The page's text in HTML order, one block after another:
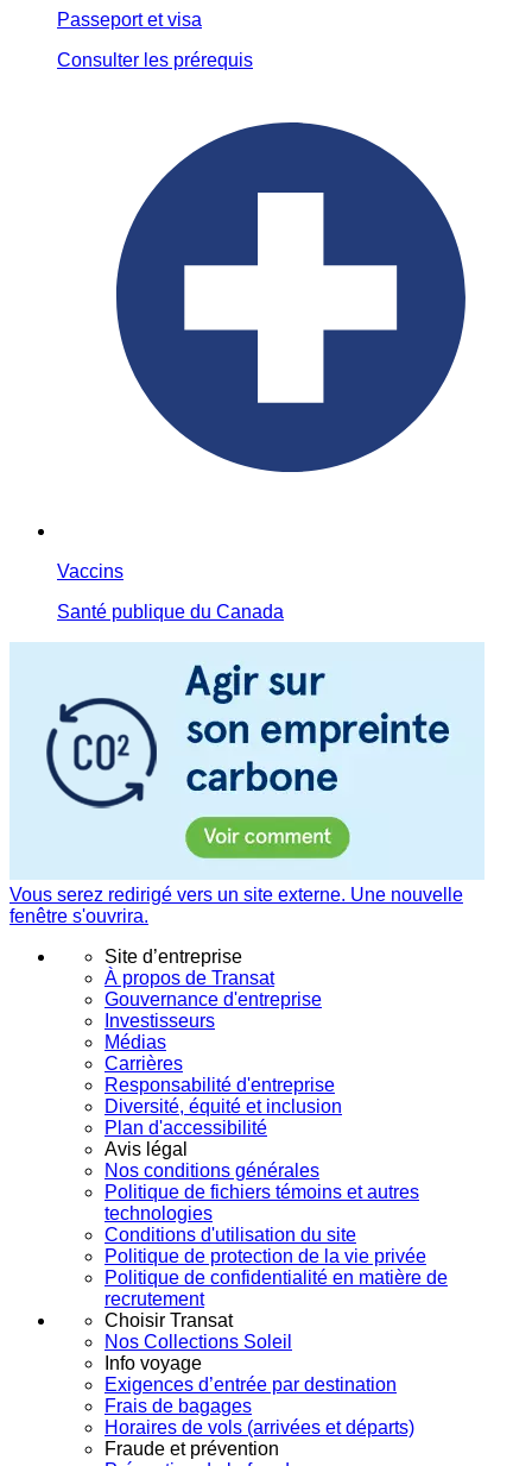
Passeport et visa
Consulter les prérequis
Vaccins
Santé publique du Canada
Vous serez redirigé vers un site externe. Une nouvelle
fenêtre s'ouvrira.
Site d’entreprise
À propos de Transat
Gouvernance d'entreprise
Investisseurs
Médias
Carrières
Responsabilité d'entreprise
Diversité, équité et inclusion
Plan d'accessibilité
Avis légal
Nos conditions générales
Politique de fichiers témoins et autres
technologies
Conditions d'utilisation du site
Politique de protection de la vie privée
Politique de confidentialité en matière de
recrutement
Choisir Transat
Nos Collections Soleil
Info voyage
Exigences d’entrée par destination
Frais de bagages
Horaires de vols (arrivées et départs)
Fraude et prévention